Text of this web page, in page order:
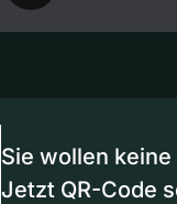
Sie wollen
Jetzt QR-Code